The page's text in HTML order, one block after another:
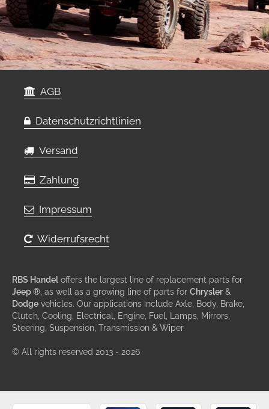
AGB
Datenschutzrichtlinien
Versand
Zahlung
Impressum
Widerrufsrecht
RBS Handel offers the largest line of replacement parts for
Jeep ®, as well as a growing line of parts for Chrysler &
Dodge vehicles. Our applications include Axle, Body, Brake,
Clutch, Cooling, Electrical, Engine, Fuel, Lamps, Mirrors,
Steering, Suspension, Transmission & Wiper.
© All rights reserved 2013 - 2026